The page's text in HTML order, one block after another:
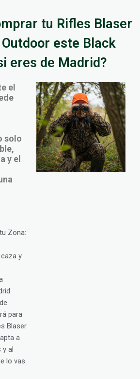
tu Rifles Blaser
este Black
eres de Madrid?
el
solo
y el
Zona:
y
para
Blaser
a
y al
lo vas